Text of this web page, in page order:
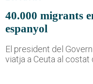
40.000 migrants
espanyol
El president del
viatja a Ceuta al